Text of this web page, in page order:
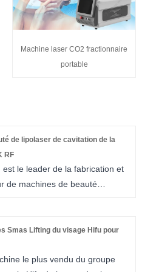
Machine laser CO2 fractionnaire
portable
de lipolaser de cavitation de la
RF
est le leader de la fabrication et
de machines de beauté
des prix compétitifs, nous
relations de coopération à long
clients européens et
Smas Lifting du visage Hifu pour
le plus vendu du groupe